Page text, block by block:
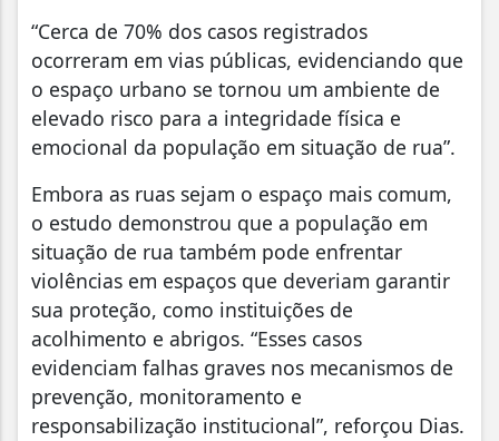
“Cerca de 70% dos casos registrados
ocorreram em vias públicas, evidenciando que
o espaço urbano se tornou um ambiente de
elevado risco para a integridade física e
emocional da população em situação de rua”.
Embora as ruas sejam o espaço mais comum,
o estudo demonstrou que a população em
situação de rua também pode enfrentar
violências em espaços que deveriam garantir
sua proteção, como instituições de
acolhimento e abrigos. “Esses casos
evidenciam falhas graves nos mecanismos de
prevenção, monitoramento e
responsabilização institucional”, reforçou Dias.